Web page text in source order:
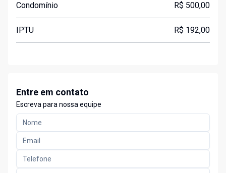
Condomínio R$ 500,00
IPTU R$ 192,00
Entre em contato
Escreva para nossa equipe